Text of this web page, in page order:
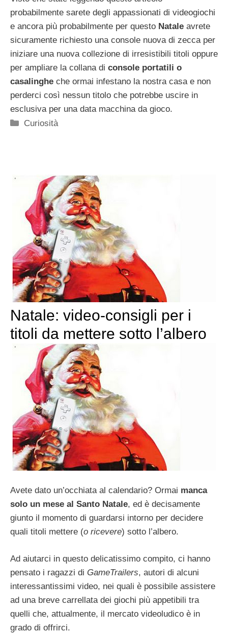
probabilmente sarete degli appassionati di videogiochi
e ancora più probabilmente per questo Natale avrete
sicuramente richiesto una console nuova di zecca per
iniziare una nuova collezione di irresistibili titoli oppure
per ampliare la collana di console portatili o
casalinghe che ormai infestano la nostra casa e non
perderci così nessun titolo che potrebbe uscire in
esclusiva per una data macchina da gioco.
Categorie
Curiosità
Natale: video-consigli per i
titoli da mettere sotto l’albero
Avete dato un’occhiata al calendario? Ormai manca
solo un mese al Santo Natale, ed è decisamente
giunto il momento di guardarsi intorno per decidere
quali titoli mettere (o ricevere) sotto l’albero.
Ad aiutarci in questo delicatissimo compito, ci hanno
pensato i ragazzi di GameTrailers, autori di alcuni
interessantissimi video, nei quali è possibile assistere
ad una breve carrellata dei giochi più appetibili tra
quelli che, attualmente, il mercato videoludico è in
grado di offrirci.